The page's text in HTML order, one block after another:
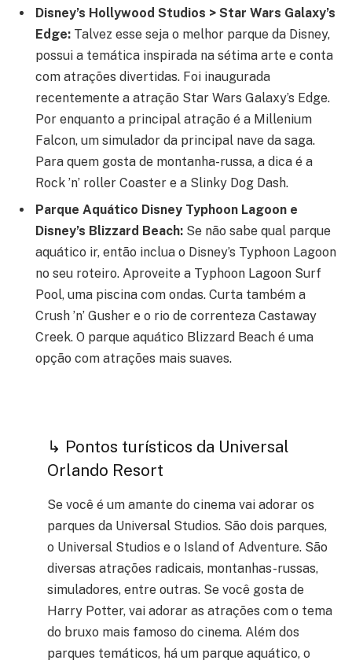
Disney’s Hollywood Studios > Star Wars Galaxy’s
Edge: Talvez esse seja o melhor parque da Disney,
possui a temática inspirada na sétima arte e conta
com atrações divertidas. Foi inaugurada
recentemente a atração Star Wars Galaxy’s Edge.
Por enquanto a principal atração é a Millenium
Falcon, um simulador da principal nave da saga.
Para quem gosta de montanha-russa, a dica é a
Rock ’n’ roller Coaster e a Slinky Dog Dash.
Parque Aquático Disney Typhoon Lagoon e
Disney’s Blizzard Beach: Se não sabe qual parque
aquático ir, então inclua o Disney’s Typhoon Lagoon
no seu roteiro. Aproveite a Typhoon Lagoon Surf
Pool, uma piscina com ondas. Curta também a
Crush ’n’ Gusher e o rio de correnteza Castaway
Creek. O parque aquático Blizzard Beach é uma
opção com atrações mais suaves.
↳ Pontos turísticos da Universal
Orlando Resort
Se você é um amante do cinema vai adorar os
parques da Universal Studios. São dois parques,
o Universal Studios e o Island of Adventure. São
diversas atrações radicais, montanhas-russas,
simuladores, entre outras. Se você gosta de
Harry Potter, vai adorar as atrações com o tema
do bruxo mais famoso do cinema. Além dos
parques temáticos, há um parque aquático, o